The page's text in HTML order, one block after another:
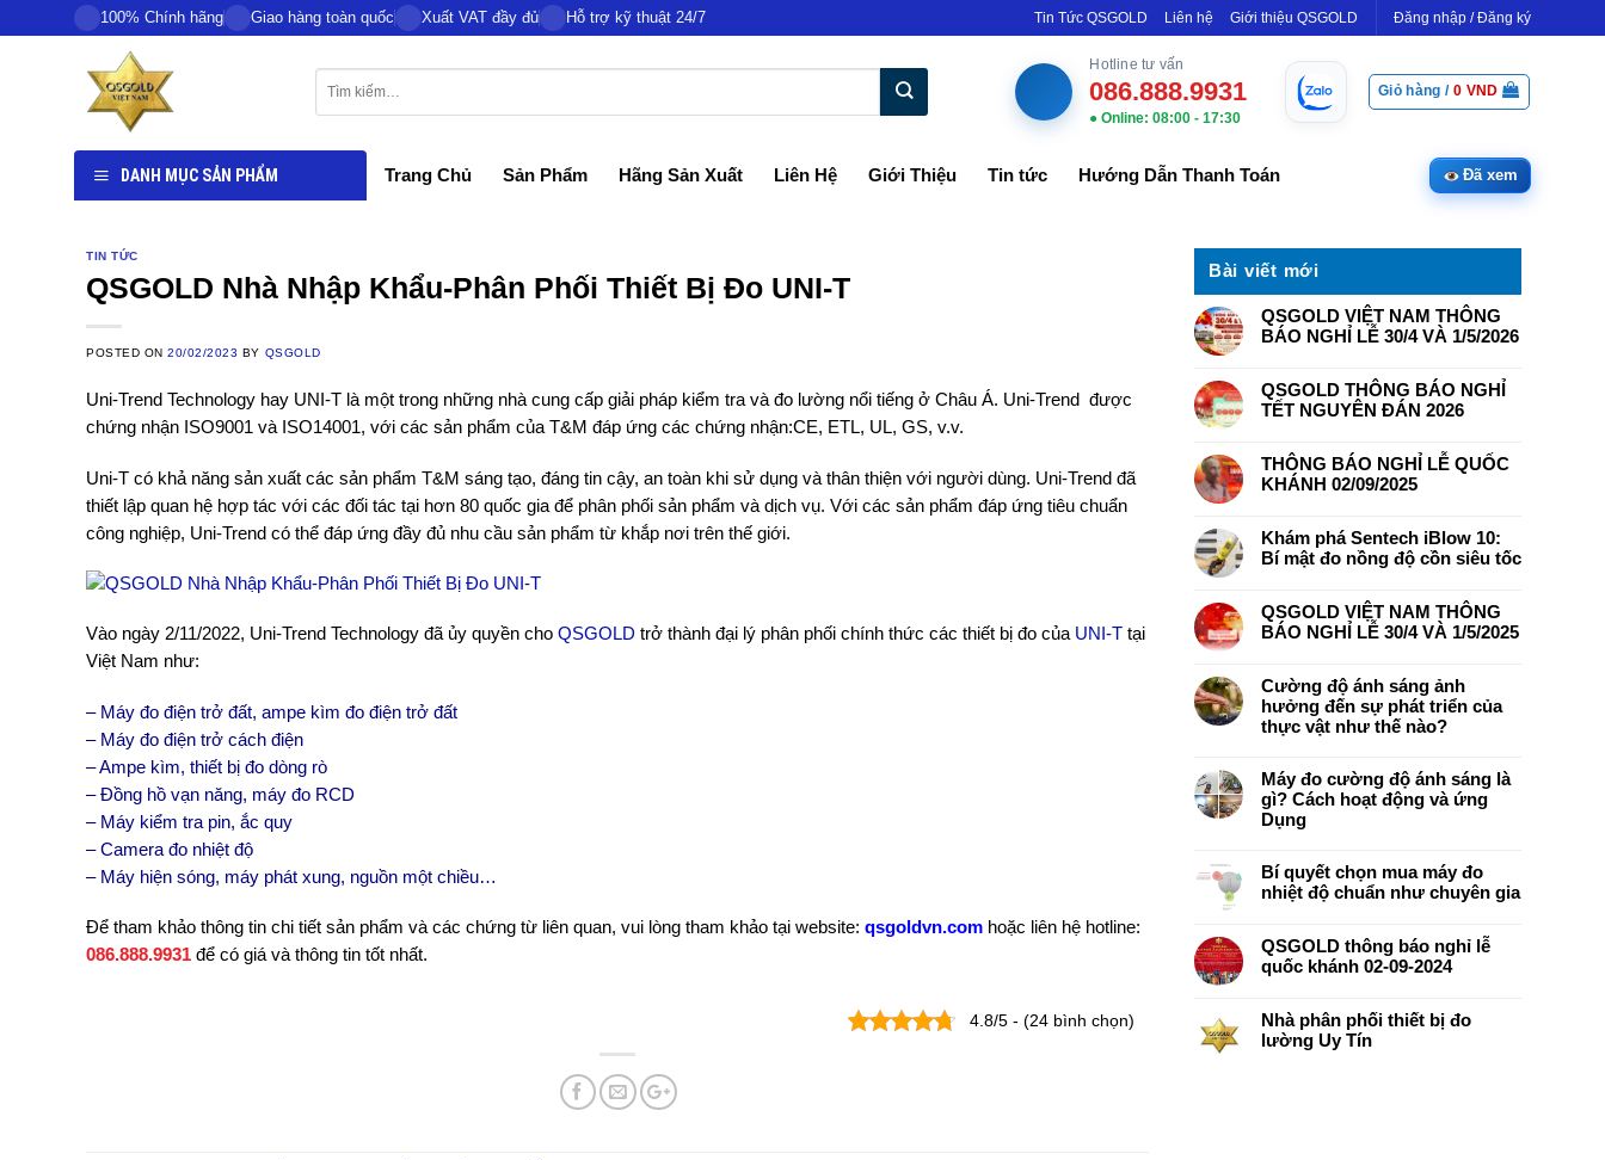
to
100% Chính hãng Giao hàng toàn quốc Xuất VAT đầy đủ Hỗ trợ kỹ thuật 24/7 Tin Tức QSGOLD Liên hệ Giới thiệu QSGOLD Đăng nhập / Đăng ký
Hotline tư vấn
086.888.9931
● Online: 08:00 - 17:30
Giỏ hàng / 0 VND
DANH MỤC SẢN PHẨM Trang Chủ Sản Phẩm Hãng Sản Xuất Liên Hệ Giới Thiệu Tin tức Hướng Dẫn Thanh Toán Đã xem
TIN TỨC
QSGOLD Nhà Nhập Khẩu-Phân Phối Thiết Bị Đo UNI-T
POSTED ON20/02/2023 BY QSGOLD
Uni-Trend Technology hay UNI-T là một trong những nhà cung cấp giải pháp kiểm tra và đo lường nổi tiếng ở Châu Á. Uni-Trend được
chứng nhận ISO9001 và ISO14001, với các sản phẩm của T&M đáp ứng các chứng nhận:CE, ETL, UL, GS, v.v.
Uni-T có khả năng sản xuất các sản phẩm T&M sáng tạo, đáng tin cậy, an toàn khi sử dụng và thân thiện với người dùng. Uni-Trend đã
thiết lập quan hệ hợp tác với các đối tác tại hơn 80 quốc gia để phân phối sản phẩm và dịch vụ. Với các sản phẩm đáp ứng tiêu chuẩn
công nghiệp, Uni-Trend có thể đáp ứng đầy đủ nhu cầu sản phẩm từ khắp nơi trên thế giới.
Vào ngày 2/11/2022, Uni-Trend Technology đã ủy quyền cho QSGOLD trở thành đại lý phân phối chính thức các thiết bị đo của UNI-T tại
Việt Nam như:
– Máy đo điện trở đất, ampe kìm đo điện trở đất
– Máy đo điện trở cách điện
– Ampe kìm, thiết bị đo dòng rò
– Đồng hồ vạn năng, máy đo RCD
– Máy kiểm tra pin, ắc quy
– Camera đo nhiệt độ
– Máy hiện sóng, máy phát xung, nguồn một chiều…
Để tham khảo thông tin chi tiết sản phẩm và các chứng từ liên quan, vui lòng tham khảo tại website: qsgoldvn.com hoặc liên hệ hotline:
086.888.9931 để có giá và thông tin tốt nhất.
4.8/5 - (24 bình chọn)
Bài viết mới
QSGOLD VIỆT NAM THÔNG
BÁO NGHỈ LỄ 30/4 VÀ 1/5/2026
QSGOLD THÔNG BÁO NGHỈ
TẾT NGUYÊN ĐÁN 2026
THÔNG BÁO NGHỈ LỄ QUỐC
KHÁNH 02/09/2025
Khám phá Sentech iBlow 10:
Bí mật đo nồng độ cồn siêu tốc
QSGOLD VIỆT NAM THÔNG
BÁO NGHỈ LỄ 30/4 VÀ 1/5/2025
Cường độ ánh sáng ảnh
hưởng đến sự phát triển của
thực vật như thế nào?
Máy đo cường độ ánh sáng là
gì? Cách hoạt động và ứng
Dụng
Bí quyết chọn mua máy đo
nhiệt độ chuẩn như chuyên gia
QSGOLD thông báo nghỉ lễ
quốc khánh 02-09-2024
Nhà phân phối thiết bị đo
lường Uy Tín